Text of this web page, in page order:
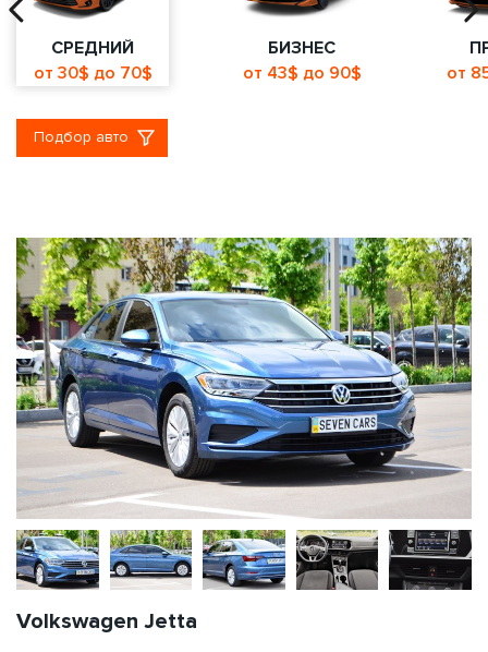
СРЕДНИЙ
от 30$ до 70$
БИЗНЕС
от 43$ до 90$
от
Подбор авто
Volkswagen Jetta